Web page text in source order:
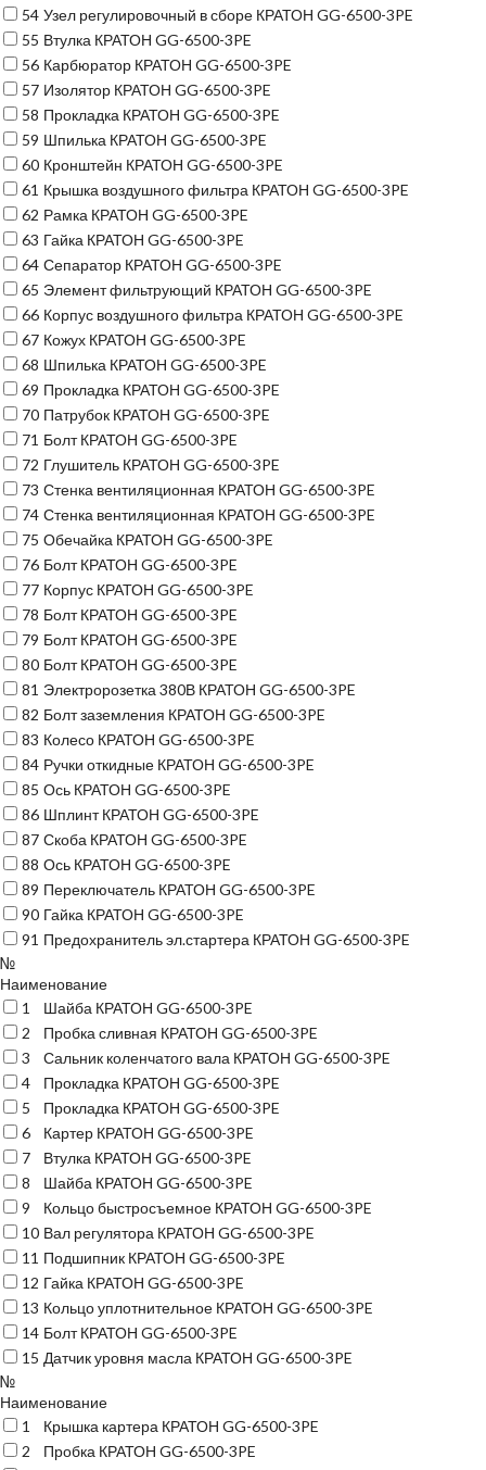
54 Узел регулировочный в сборе КРАТОН GG-6500-3PE
55 Втулка КРАТОН GG-6500-3PE
56 Карбюратор КРАТОН GG-6500-3PE
57 Изолятор КРАТОН GG-6500-3PE
58 Прокладка КРАТОН GG-6500-3PE
59 Шпилька КРАТОН GG-6500-3PE
60 Кронштейн КРАТОН GG-6500-3PE
61 Крышка воздушного фильтра КРАТОН GG-6500-3PE
62 Рамка КРАТОН GG-6500-3PE
63 Гайка КРАТОН GG-6500-3PE
64 Сепаратор КРАТОН GG-6500-3PE
65 Элемент фильтрующий КРАТОН GG-6500-3PE
66 Корпус воздушного фильтра КРАТОН GG-6500-3PE
67 Кожух КРАТОН GG-6500-3PE
68 Шпилька КРАТОН GG-6500-3PE
69 Прокладка КРАТОН GG-6500-3PE
70 Патрубок КРАТОН GG-6500-3PE
71 Болт КРАТОН GG-6500-3PE
72 Глушитель КРАТОН GG-6500-3PE
73 Стенка вентиляционная КРАТОН GG-6500-3PE
74 Стенка вентиляционная КРАТОН GG-6500-3PE
75 Обечайка КРАТОН GG-6500-3PE
76 Болт КРАТОН GG-6500-3PE
77 Корпус КРАТОН GG-6500-3PE
78 Болт КРАТОН GG-6500-3PE
79 Болт КРАТОН GG-6500-3PE
80 Болт КРАТОН GG-6500-3PE
81 Электророзетка 380В КРАТОН GG-6500-3PE
82 Болт заземления КРАТОН GG-6500-3PE
83 Колесо КРАТОН GG-6500-3PE
84 Ручки откидные КРАТОН GG-6500-3PE
85 Ось КРАТОН GG-6500-3PE
86 Шплинт КРАТОН GG-6500-3PE
87 Скоба КРАТОН GG-6500-3PE
88 Ось КРАТОН GG-6500-3PE
89 Переключатель КРАТОН GG-6500-3PE
90 Гайка КРАТОН GG-6500-3PE
91 Предохранитель эл.стартера КРАТОН GG-6500-3PE
№
Наименование
1
Шайба КРАТОН GG-6500-3PE
2
Пробка сливная КРАТОН GG-6500-3PE
3
Сальник коленчатого вала КРАТОН GG-6500-3PE
4
Прокладка КРАТОН GG-6500-3PE
5
Прокладка КРАТОН GG-6500-3PE
6
Картер КРАТОН GG-6500-3PE
7
Втулка КРАТОН GG-6500-3PE
8
Шайба КРАТОН GG-6500-3PE
9
Кольцо быстросъемное КРАТОН GG-6500-3PE
10 Вал регулятора КРАТОН GG-6500-3PE
11 Подшипник КРАТОН GG-6500-3PE
12 Гайка КРАТОН GG-6500-3PE
13 Кольцо уплотнительное КРАТОН GG-6500-3PE
14 Болт КРАТОН GG-6500-3PE
15 Датчик уровня масла КРАТОН GG-6500-3PE
№
Наименование
1
Крышка картера КРАТОН GG-6500-3PE
2
Пробка КРАТОН GG-6500-3PE